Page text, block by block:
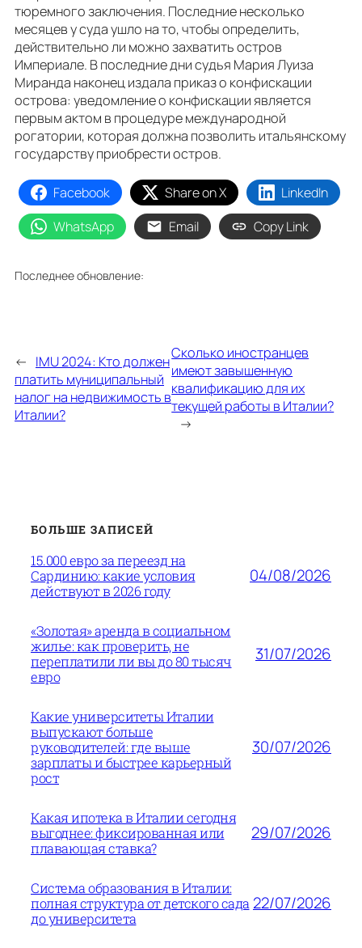
тюремного заключения. Последние несколько
месяцев у суда ушло на то, чтобы определить,
действительно ли можно захватить остров
Империале. В последние дни судья Мария Луиза
Миранда наконец издала приказ о конфискации
острова: уведомление о конфискации является
первым актом в процедуре международной
рогатории, которая должна позволить итальянскому
государству приобрести остров.
Facebook Share on X
LinkedIn
WhatsApp
Email Copy Link
Последнее обновление:
← IMU 2024: Кто должен
платить муниципальный
налог на недвижимость в
Италии?
Сколько иностранцев
имеют завышенную
квалификацию для их
текущей работы в Италии?
→
БОЛЬШЕ ЗАПИСЕЙ
15.000 евро за переезд на
Сардинию: какие условия
действуют в 2026 году
04/08/2026
«Золотая» аренда в социальном
жилье: как проверить, не
переплатили ли вы до 80 тысяч
евро
31/07/2026
Какие университеты Италии
выпускают больше
руководителей: где выше
зарплаты и быстрее карьерный
рост
30/07/2026
Какая ипотека в Италии сегодня
выгоднее: фиксированная или
плавающая ставка?
29/07/2026
Система образования в Италии:
полная структура от детского сада
до университета
22/07/2026